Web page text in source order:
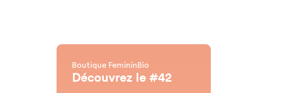
Boutique FemininBio
Découvrez le #42